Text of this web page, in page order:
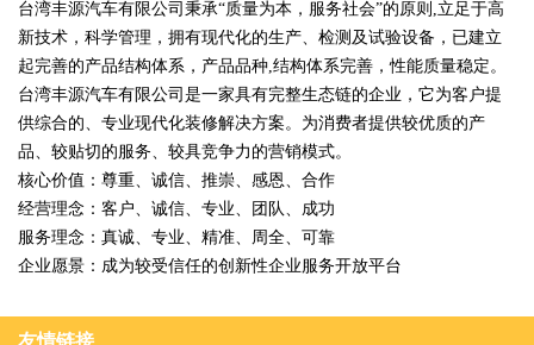
台湾丰源汽车有限公司秉承“质量为本，服务社会”的原则,立足于高
新技术，科学管理，拥有现代化的生产、检测及试验设备，已建立
起完善的产品结构体系，产品品种,结构体系完善，性能质量稳定。
台湾丰源汽车有限公司是一家具有完整生态链的企业，它为客户提
供综合的、专业现代化装修解决方案。为消费者提供较优质的产
品、较贴切的服务、较具竞争力的营销模式。
核心价值：尊重、诚信、推崇、感恩、合作
经营理念：客户、诚信、专业、团队、成功
服务理念：真诚、专业、精准、周全、可靠
企业愿景：成为较受信任的创新性企业服务开放平台
友情链接